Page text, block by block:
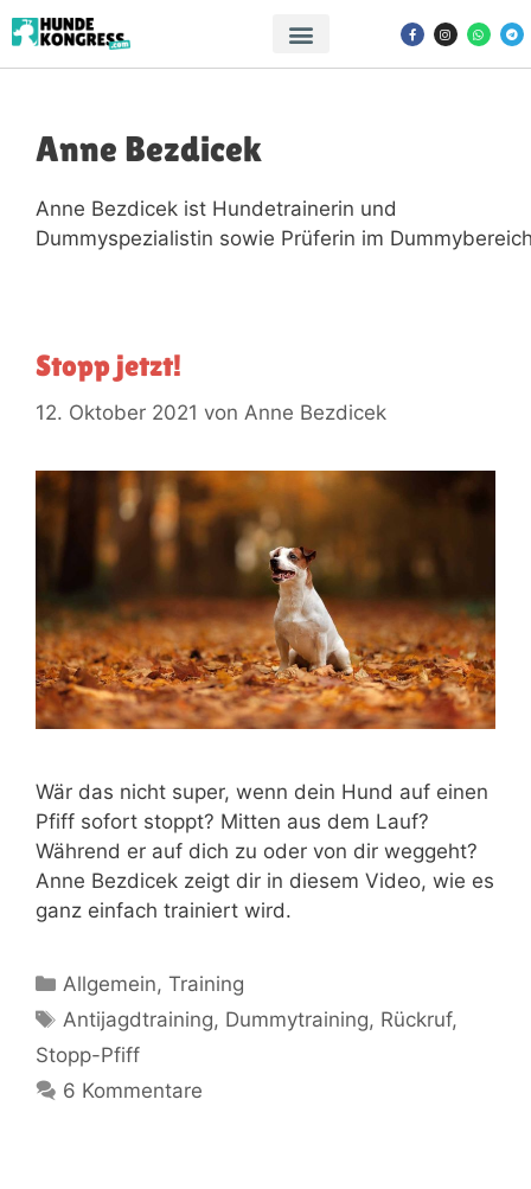
Anne Bezdicek
Anne Bezdicek ist Hundetrainerin und
Dummyspezialistin sowie Prüferin im
Stopp jetzt!
12. Oktober 2021 von Anne Bezdicek
Wär das nicht super, wenn dein Hund auf einen
Pfiff sofort stoppt? Mitten aus dem Lauf?
Während er auf dich zu oder von dir weggeht?
Anne Bezdicek zeigt dir in diesem Video, wie es
ganz einfach trainiert wird.
Allgemein,Training
Antijagdtraining, Dummytraining, Rückruf,
Stopp-Pfiff
6 Kommentare